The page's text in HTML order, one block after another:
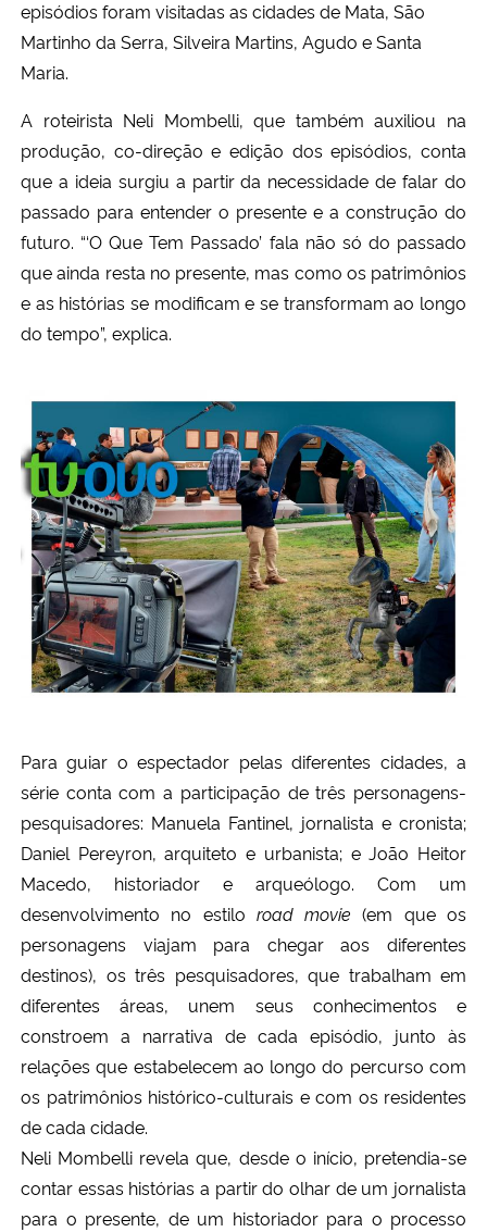
Ministério da Mulher, da Família e dos Direitos Humanos
Secretaria-Geral
Gabinete de Segurança Institucional
Advocacia-Geral da União
Banco Central do Brasil
episódios foram visitadas as cidades de Mata, São
Martinho da Serra, Silveira Martins, Agudo e Santa
Maria.
A roteirista Neli Mombelli, que também auxiliou na
produção, co-direção e edição dos episódios, conta
que a ideia surgiu a partir da necessidade de falar do
passado para entender o presente e a construção do
futuro. “‘O Que Tem Passado’ fala não só do passado
que ainda resta no presente, mas como os patrimônios
e as histórias se modificam e se transformam ao longo
do tempo”, explica.
Para guiar o espectador pelas diferentes cidades, a
série conta com a participação de três personagens-
pesquisadores: Manuela Fantinel, jornalista e cronista;
Daniel Pereyron, arquiteto e urbanista; e João Heitor
Macedo, historiador e arqueólogo. Com um
desenvolvimento no estilo road movie (em que os
personagens viajam para chegar aos diferentes
destinos), os três pesquisadores, que trabalham em
diferentes áreas, unem seus conhecimentos e
constroem a narrativa de cada episódio, junto às
relações que estabelecem ao longo do percurso com
os patrimônios histórico-culturais e com os residentes
de cada cidade.
Neli Mombelli revela que, desde o início, pretendia-se
contar essas histórias a partir do olhar de um jornalista
para o presente, de um historiador para o processo